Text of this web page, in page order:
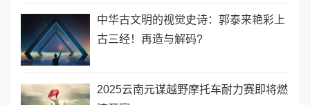
中华古文明的视觉史诗：郭泰来艳彩上
古三经！再造与解码?
2025云南元谋越野摩托车耐力赛即将燃